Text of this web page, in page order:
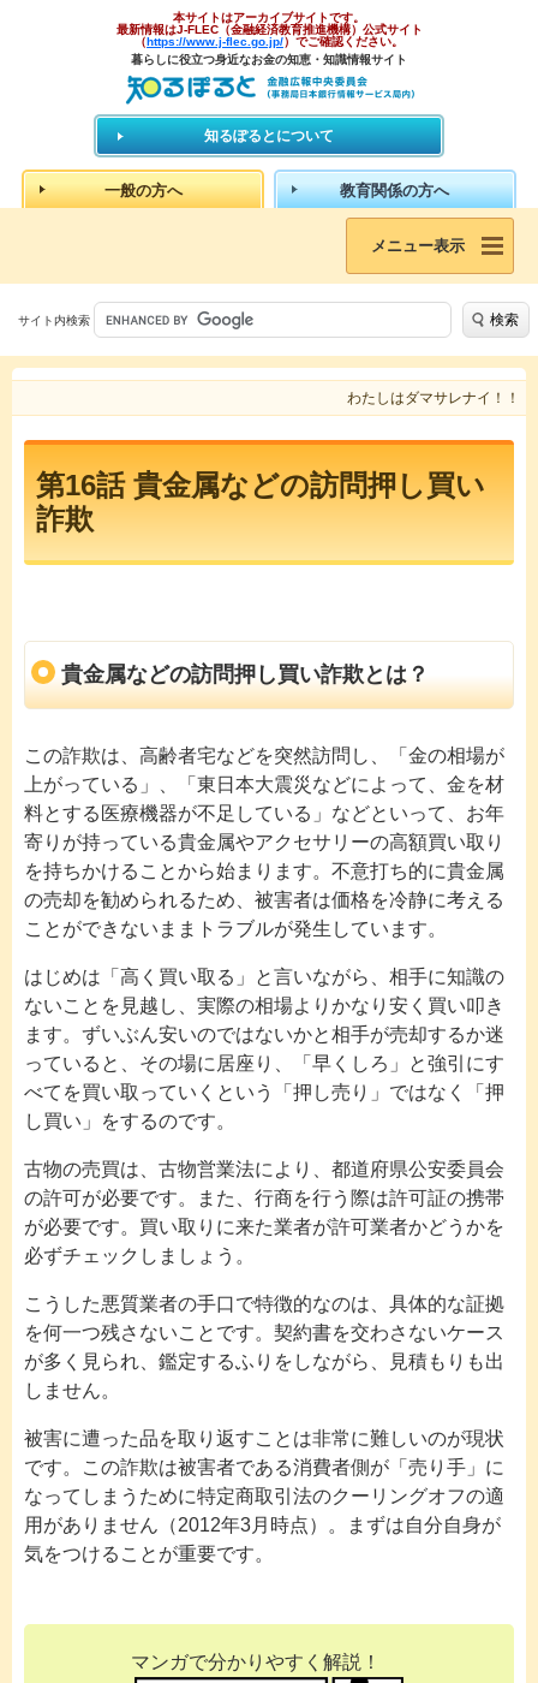
本サイトはアーカイブサイトです。
最新情報はJ-FLEC（金融経済教育推進機構）公式サイト
（https://www.j-flec.go.jp/）でご確認ください。
暮らしに役立つ身近なお金の知恵・知識情報サイト
知るぽるとについて
一般の方へ 教育関係の方へ
メニュー表示
サイト内検索 検索
わたしはダマサレナイ！！
第16話 貴金属などの訪問押し買い
詐欺
貴金属などの訪問押し買い詐欺とは？
この詐欺は、高齢者宅などを突然訪問し、「金の相場が
上がっている」、「東日本大震災などによって、金を材
料とする医療機器が不足している」などといって、お年
寄りが持っている貴金属やアクセサリーの高額買い取り
を持ちかけることから始まります。不意打ち的に貴金属
の売却を勧められるため、被害者は価格を冷静に考える
ことができないままトラブルが発生しています。
はじめは「高く買い取る」と言いながら、相手に知識の
ないことを見越し、実際の相場よりかなり安く買い叩き
ます。ずいぶん安いのではないかと相手が売却するか迷
っていると、その場に居座り、「早くしろ」と強引にす
べてを買い取っていくという「押し売り」ではなく「押
し買い」をするのです。
古物の売買は、古物営業法により、都道府県公安委員会
の許可が必要です。また、行商を行う際は許可証の携帯
が必要です。買い取りに来た業者が許可業者かどうかを
必ずチェックしましょう。
こうした悪質業者の手口で特徴的なのは、具体的な証拠
を何一つ残さないことです。契約書を交わさないケース
が多く見られ、鑑定するふりをしながら、見積もりも出
しません。
被害に遭った品を取り返すことは非常に難しいのが現状
です。この詐欺は被害者である消費者側が「売り手」に
なってしまうために特定商取引法のクーリングオフの適
用がありません（2012年3月時点）。まずは自分自身が
気をつけることが重要です。
マンガで分かりやすく解説！